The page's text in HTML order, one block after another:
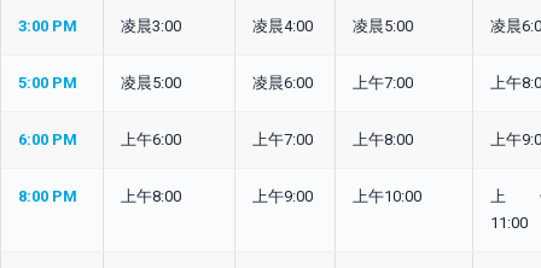
3:00 PM 凌晨3:00 凌晨4:00 凌晨5:00 凌晨
5:00 PM 凌晨5:00 凌晨6:00 上午7:00 上午
6:00 PM 上午6:00 上午7:00 上午8:00 上午
8:00 PM 上午8:00 上午9:00 上午10:00
上
11:00